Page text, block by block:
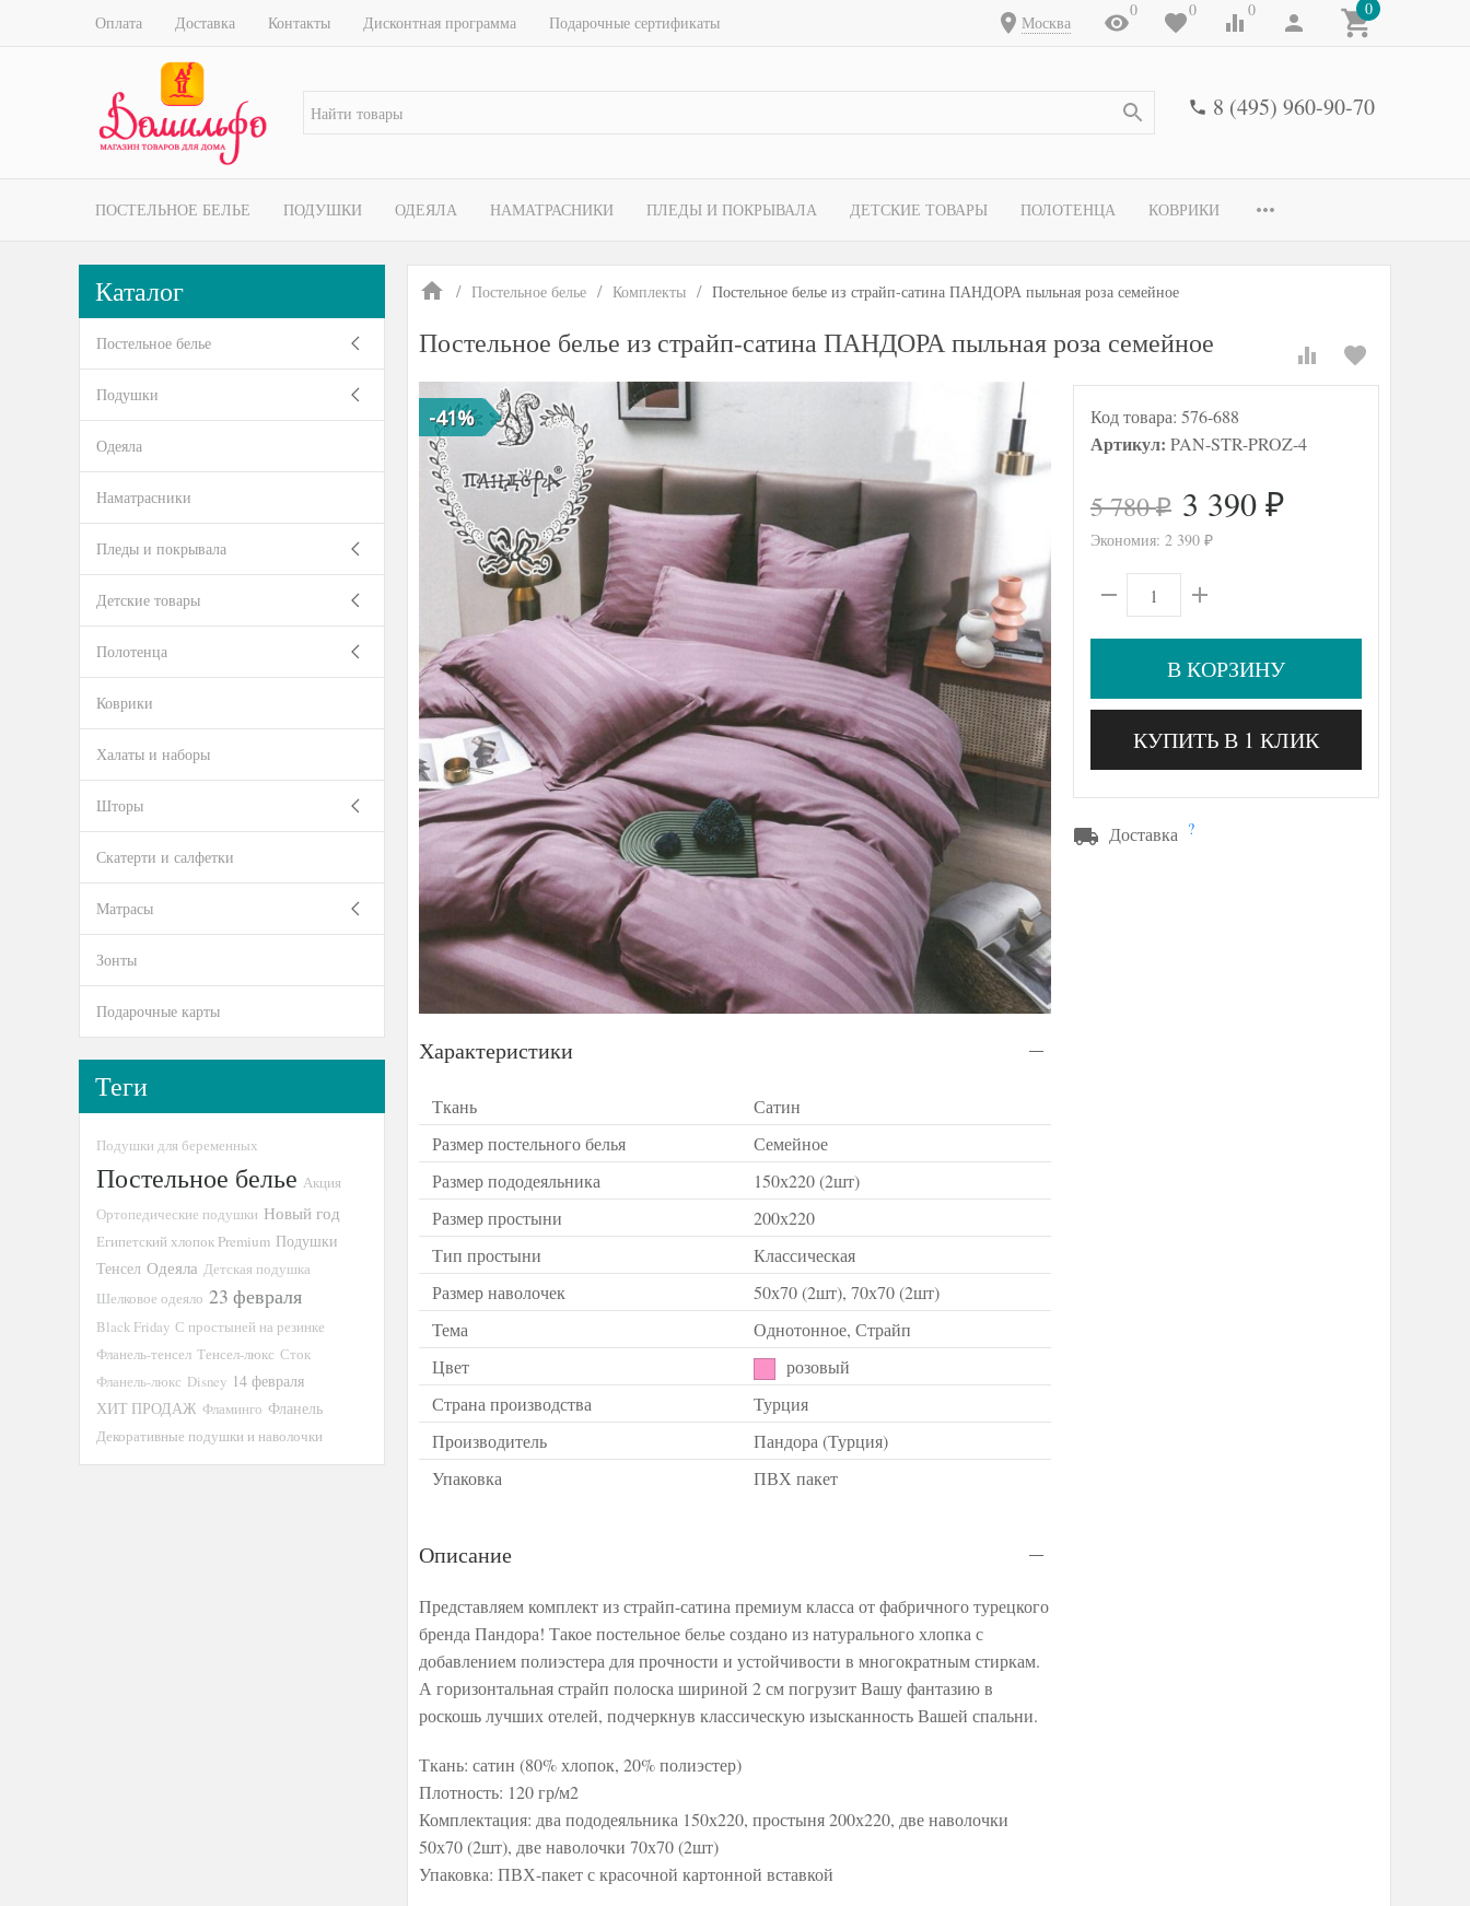
Оплата Доставка Контакты Дисконтная программа Подарочные сертификаты Москва
0 0 0 0
8 (495) 960-90-70
ПОСТЕЛЬНОЕ БЕЛЬЕ ПОДУШКИ ОДЕЯЛА НАМАТРАСНИКИ ПЛЕДЫ И ПОКРЫВАЛА ДЕТСКИЕ ТОВАРЫ ПОЛОТЕНЦА КОВРИКИ
Постельное белье Комплекты Постельное белье из страйп-сатина ПАНДОРА пыльная роза семейное
Постельное белье из страйп-сатина ПАНДОРА пыльная роза семейное
-41% Код товара: 576-688
Артикул: PAN-STR-PROZ-4
5 780₽ 3 390 ₽
Экономия: 2 390 ₽
В КОРЗИНУ
КУПИТЬ В 1 КЛИК
Доставка ?
Характеристики
Ткань
Сатин
Размер постельного белья
Семейное
Размер пододеяльника
150х220 (2шт)
Размер простыни
200х220
Тип простыни
Классическая
Размер наволочек
50х70 (2шт), 70х70 (2шт)
Тема
Однотонное, Страйп
Цвет
розовый
Страна производства
Турция
Производитель
Пандора (Турция)
Упаковка
ПВХ пакет
Описание
Представляем комплект из страйп-сатина премиум класса от фабричного турецкого
бренда Пандора! Такое постельное белье создано из натурального хлопка с
добавлением полиэстера для прочности и устойчивости в многократным стиркам.
А горизонтальная страйп полоска шириной 2 см погрузит Вашу фантазию в
роскошь лучших отелей, подчеркнув классическую изысканность Вашей спальни.
Ткань: сатин (80% хлопок, 20% полиэстер)
Плотность: 120 гр/м2
Комплектация: два пододеяльника 150х220, простыня 200х220, две наволочки
50х70 (2шт), две наволочки 70х70 (2шт)
Упаковка: ПВХ-пакет с красочной картонной вставкой
Каталог
Постельное белье
Подушки
Одеяла
Наматрасники
Пледы и покрывала
Детские товары
Полотенца
Коврики
Халаты и наборы
Шторы
Скатерти и салфетки
Матрасы
Зонты
Подарочные карты
Теги
Подушки для беременных
Постельное белье Акция
Ортопедические подушки Новый год
Египетский хлопок Premium Подушки
Тенсел Одеяла Детская подушка
Шелковое одеяло 23 февраля
Black Friday С простыней на резинке
Фланель-тенсел Тенсел-люкс Сток
Фланель-люкс Disney 14 февраля
ХИТ ПРОДАЖ Фламинго Фланель
Декоративные подушки и наволочки